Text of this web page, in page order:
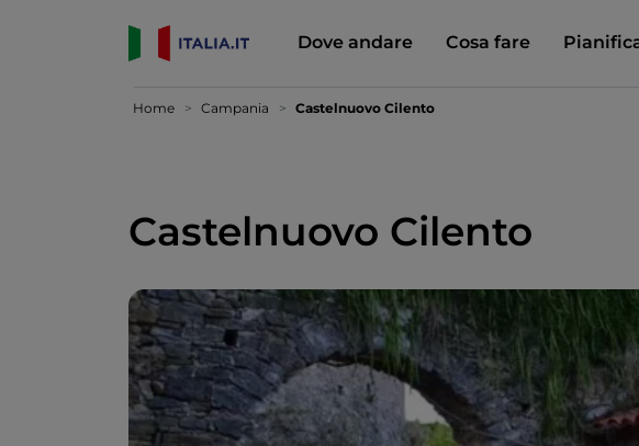
Dove andare Cosa fare
Home Campania Castelnuovo Cilento
Castelnuovo Cilento